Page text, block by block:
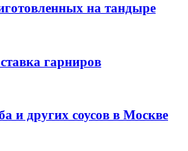
на тандыре
гарниров
и других соусов в Москве